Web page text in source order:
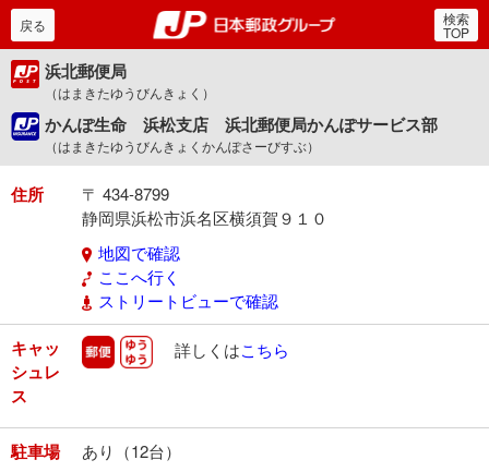
郵便局・日本郵政グルー
戻る 検索
TOP
浜北郵便局
（はまきたゆうびんきょく）
かんぽ生命 浜松支店 浜北郵便局かんぽサービス部
（はまきたゆうびんきょくかんぽさーびすぶ）
住所
〒 434-8799
静岡県浜松市浜名区横須賀９１０
地図で確認
ここへ行く
ストリートビューで確認
キャッ
シュレ
ス
郵便 ゆうゆう
詳しくはこちら
駐車場 あり（12台）